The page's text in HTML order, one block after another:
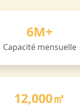
6M+
Capacité mensuelle
12,000㎡